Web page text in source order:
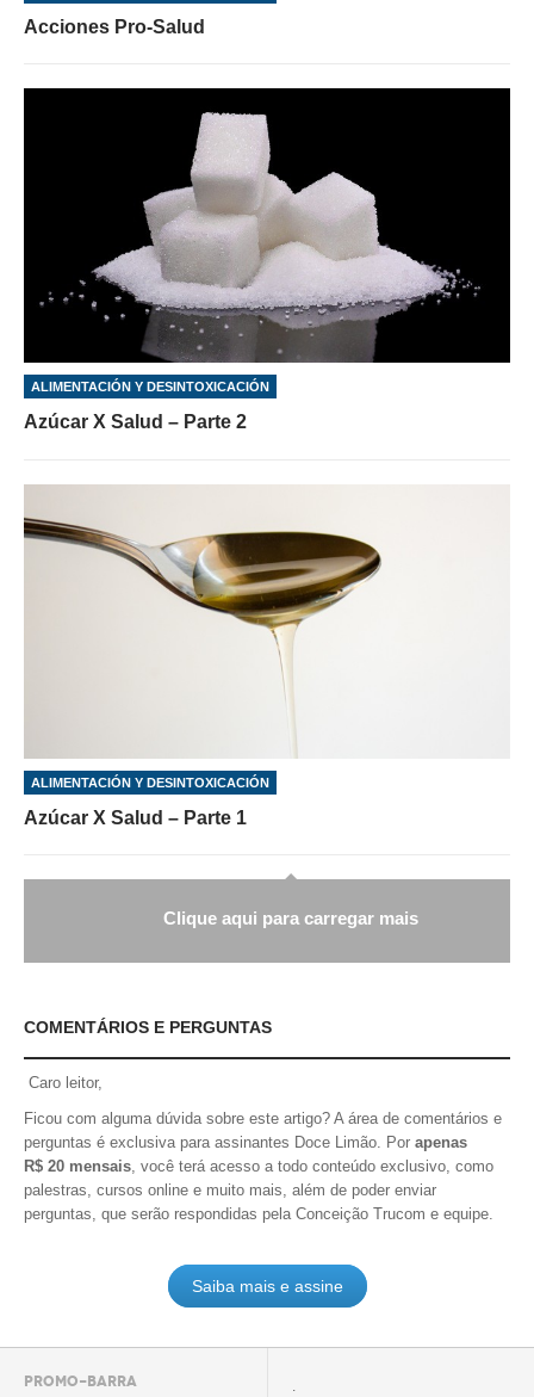
Acciones Pro-Salud
ALIMENTACIÓN Y DESINTOXICACIÓN
Azúcar X Salud – Parte 2
ALIMENTACIÓN Y DESINTOXICACIÓN
Azúcar X Salud – Parte 1
Clique aqui para carregar mais
COMENTÁRIOS E PERGUNTAS
Caro leitor,
Ficou com alguma dúvida sobre este artigo? A área de comentários e
perguntas é exclusiva para assinantes Doce Limão. Por apenas
R$ 20 mensais, você terá acesso a todo conteúdo exclusivo, como
palestras, cursos online e muito mais, além de poder enviar
perguntas, que serão respondidas pela Conceição Trucom e equipe.
Saiba mais e assine
PROMO-BARRA
.